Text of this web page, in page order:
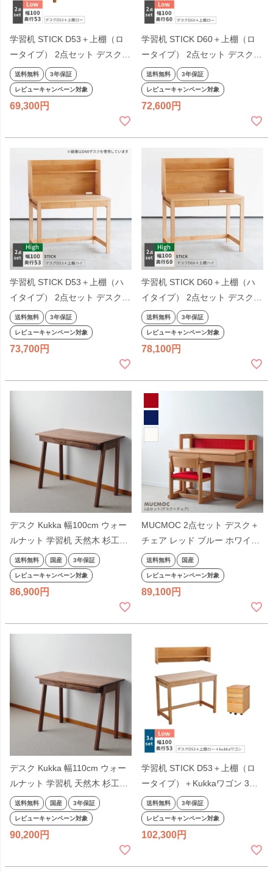
学習机 STICK D53＋上棚（ロ
ータイプ） 2点セット デスクセ
ット 奥行53cm 幅100cm 杉工
場 完成品 天然木 国産 引出し
低ホルム アルダー材 オイル仕
上げ シンプル ナチュラル ヒノ
送料無料 3年保証
レビューキャンペーン対象
69,300
学習机 STICK D60＋上棚（ロ
ータイプ） 2点セット デスクセ
ット 奥行60cm 幅100cm 杉工
場 完成品 天然木 国産 引出し
低ホルム アルダー材 オイル仕
上げ シンプル ナチュラル ヒノ
送料無料 3年保証
レビューキャンペーン対象
72,600
学習机 STICK D53＋上棚（ハ
イタイプ） 2点セット デスクセ
ット 奥行53cm 幅100cm 杉工
場 完成品 天然木 国産 引出し
低ホルム アルダー材 オイル仕
上げ シンプル ナチュラル ヒノ
送料無料 3年保証
レビューキャンペーン対象
73,700
学習机 STICK D60＋上棚（ハ
イタイプ） 2点セット デスクセ
ット 奥行60cm 幅100cm 杉工
場 完成品 天然木 国産 引出し
低ホルム アルダー材 オイル仕
上げ シンプル ナチュラル ヒノ
送料無料 3年保証
レビューキャンペーン対象
78,100
デスク Kukka 幅100cm ウォー
ルナット 学習机 天然木 杉工場
完成品 日本製 オイル仕上げ 平
机 シンプル コンパクト 引出し
付き ダークブラウン 国産 テレ
送料無料 国産 3年保証
レビューキャンペーン対象
86,900
MUCMOC 2点セット デスク＋
チェア レッド ブルー ホワイト
MD-1杉工場 ムックモック 日本
製 天板昇降 オイル仕上げ リビ
ング学習机 コンパクト デスク
セット シンプル 国産※ワゴン
送料無料 国産
レビューキャンペーン対象
89,100
デスク Kukka 幅110cm ウォー
ルナット 学習机 天然木 杉工場
完成品 日本製 オイル仕上げ 平
机 シンプル コンパクト 引出し
付き ダークブラウン 国産 テレ
送料無料 国産 3年保証
レビューキャンペーン対象
90,200
学習机 STICK D53＋上棚（ロ
ータイプ）＋Kukkaワゴン 3点
セット デスクセット 奥行53cm
幅100cm 杉工場 完成品 天然木
国産 引出し 低ホルム アルダー
オイル仕上げ シンプル ナチュ
送料無料 3年保証
レビューキャンペーン対象
102,300